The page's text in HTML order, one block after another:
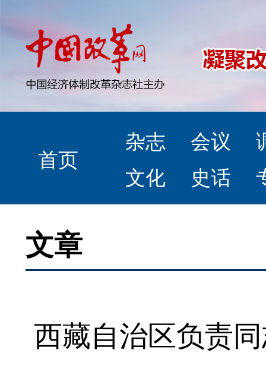
首页
杂志 会议
文化
史话
文章
西藏自治区负责